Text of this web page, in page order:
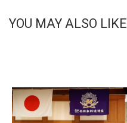
YOU MAY ALSO LIKE